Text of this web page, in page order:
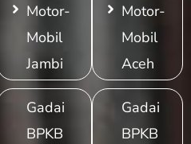
Motor-
Mobil
Jambi
Gadai
BPKB
Motor-
Mobil
Aceh
Gadai
BPKB